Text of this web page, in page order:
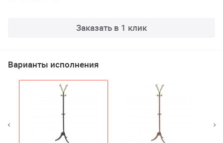
Заказать в 1 клик
Варианты исполнения